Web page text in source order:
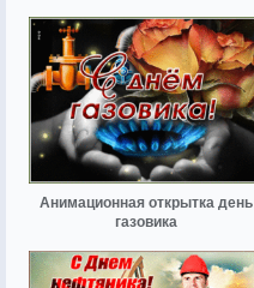
Анимационная открытка день
газовика